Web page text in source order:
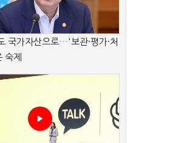
국가자산으로…'보관·평가·처
숙제